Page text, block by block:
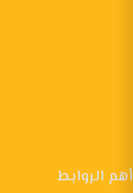
أهم الروابط